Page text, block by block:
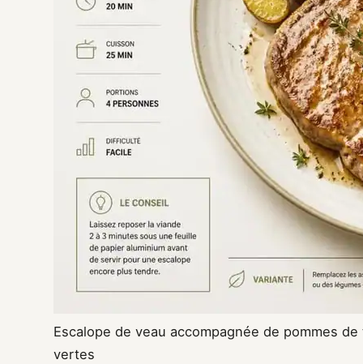
Escalope de veau accompagnée de pommes
vertes